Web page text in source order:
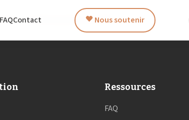
Contact Nous soutenir
GWADLOUP
Ressources
FAQ